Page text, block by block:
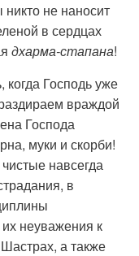
не наносит
в сердцах
дхарма-стапана!
Господь уже
враждой
Господа
муки и скорби!
навсегда
в
их неуважения к
а также